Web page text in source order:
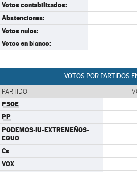
Votos contabilizados:
Abstenciones:
Votos nulos:
Votos en blanco:
VOTOS POR PARTIDOS
PARTIDO
PSOE
PP
PODEMOS-IU-EXTREMEÑOS-
EQUO
Cs
VOX